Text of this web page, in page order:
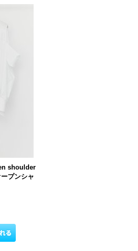
shoulder
プンシャ